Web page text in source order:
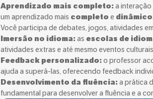
Aprendizado mais completo:a
um aprendizado mais completo e dinâmico
Você participa de debates, jogos, atividades
Imersão no idioma:as escolas de
atividades extras e até mesmo eventos
Feedback personalizado:o professor
ajuda a superá-las, oferecendo feedback
Desenvolvimento da fluência:a prática
fundamental para desenvolver a fluência e a